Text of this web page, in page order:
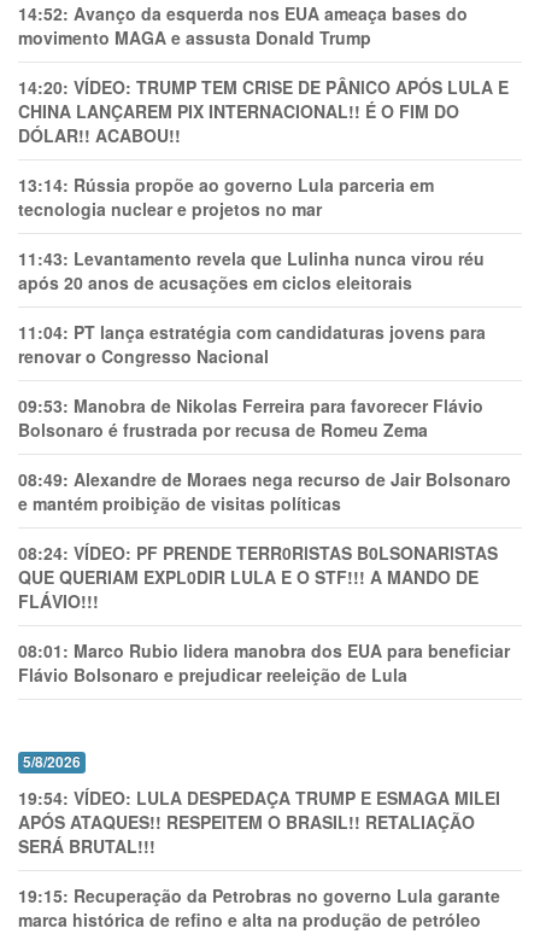
14:52: Avanço da esquerda nos EUA ameaça bases do
movimento MAGA e assusta Donald Trump
14:20: VÍDEO: TRUMP TEM CRlSE DE PÂNlCO APÓS LULA E
CHINA LANÇAREM PIX INTERNACIONAL!! É O FIM DO
DÓLAR!! ACABOU!!
13:14: Rússia propõe ao governo Lula parceria em
tecnologia nuclear e projetos no mar
11:43: Levantamento revela que Lulinha nunca virou réu
após 20 anos de acusações em ciclos eleitorais
11:04: PT lança estratégia com candidaturas jovens para
renovar o Congresso Nacional
09:53: Manobra de Nikolas Ferreira para favorecer Flávio
Bolsonaro é frustrada por recusa de Romeu Zema
08:49: Alexandre de Moraes nega recurso de Jair Bolsonaro
e mantém proibição de visitas políticas
08:24: VÍDEO: PF PRENDE TERR0RlSTAS B0LSONARlSTAS
QUE QUERIAM EXPL0DlR LULA E O STF!!! A MANDO DE
FLÁVIO!!!
08:01: Marco Rubio lidera manobra dos EUA para beneficiar
Flávio Bolsonaro e prejudicar reeleição de Lula
5/8/2026
19:54: VÍDEO: LULA DESPEDAÇA TRUMP E ESMAGA MILEI
APÓS ATAQUES!! RESPEITEM O BRASIL!! RETALIAÇÃO
SERÁ BRUTAL!!!
19:15: Recuperação da Petrobras no governo Lula garante
marca histórica de refino e alta na produção de petróleo